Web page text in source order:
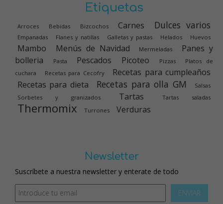
Etiquetas
Arroces Bebidas Bizcochos Carnes Dulces varios
Empanadas Flanes y natillas Galletas y pastas Helados Huevos
Mambo Menús de Navidad Mermeladas
Panes y
bolleria
Pasta Pescados Picoteo Pizzas
Platos de
cuchara
Recetas para Cecofry
Recetas para cumpleaños
Recetas para dieta
Recetas para olla GM
Salsas
Sorbetes y granizados
Tartas Tartas saladas
Thermomix Turrones Verduras
Newsletter
Suscríbete a nuestra newsletter y enterate de todo
ENVIAR